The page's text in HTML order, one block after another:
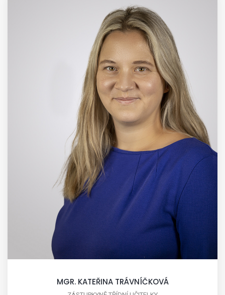
MGR. KATEŘINA TRÁVNÍČKOVÁ